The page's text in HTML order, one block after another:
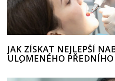
JAK ZÍSKAT NEJLEPŠÍ
ULOMENÉHO